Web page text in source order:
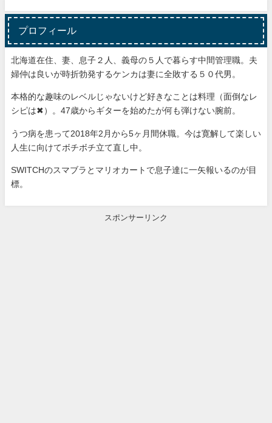
プロフィール
北海道在住、妻、息子２人、義母の５人で暮らす中間管理職。夫
婦仲は良いが時折勃発するケンカは妻に全敗する５０代男。
本格的な趣味のレベルじゃないけど好きなことは料理（面倒なレ
シピは✖）。47歳からギターを始めたが何も弾けない腕前。
うつ病を患って2018年2月から5ヶ月間休職。今は寛解して楽しい
人生に向けてボチボチ立て直し中。
SWITCHのスマブラとマリオカートで息子達に一矢報いるのが目
標。
スポンサーリンク